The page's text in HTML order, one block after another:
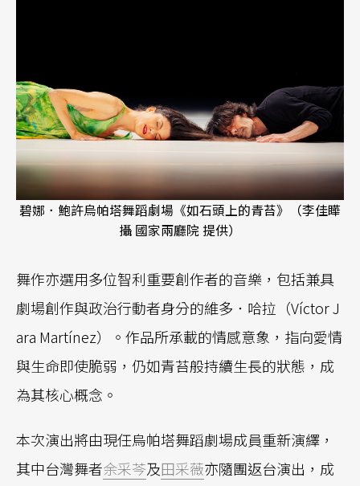
碧娜．鮑許烏帕塔舞蹈劇場《如石頭上的青苔》（李佳瞱
攝 國家兩廳院 提供）
舞作亦選用多位智利重要創作者的音樂，包括兼具
劇場創作與政治行動者身分的維多．哈拉（Víctor J
ara Martínez）。作品所承載的情感意象，指向愛情
與生命即使脆弱，仍如青苔般持續生長的狀態，成
為其核心概念。
本次演出將由現任烏帕塔舞蹈劇場成員重新演繹，
其中台灣舞者余采芩及田采薇亦隨團返台演出，成